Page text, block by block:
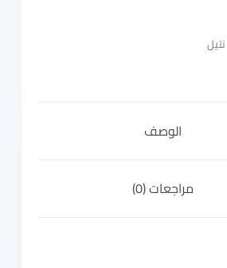
الوصف
مراجعات (0)